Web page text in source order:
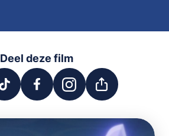
Deel deze film